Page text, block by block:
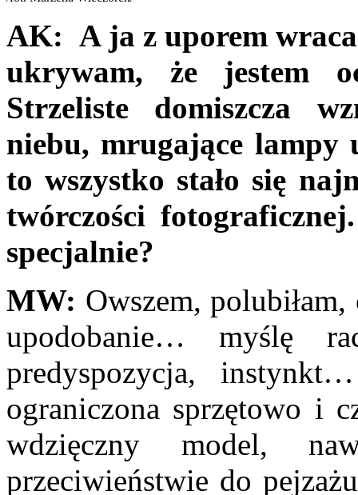
AK: A ja z uporem
ukrywam, że jestem
Strzeliste domiszcza
niebu, mrugające lampy
to wszystko stało się
twórczości
specjalnie?
MW: Owszem,
upodobanie… myślę
predyspozycja,
ograniczona sprzętowo i
wdzięczny model,
przeciwieństwie do